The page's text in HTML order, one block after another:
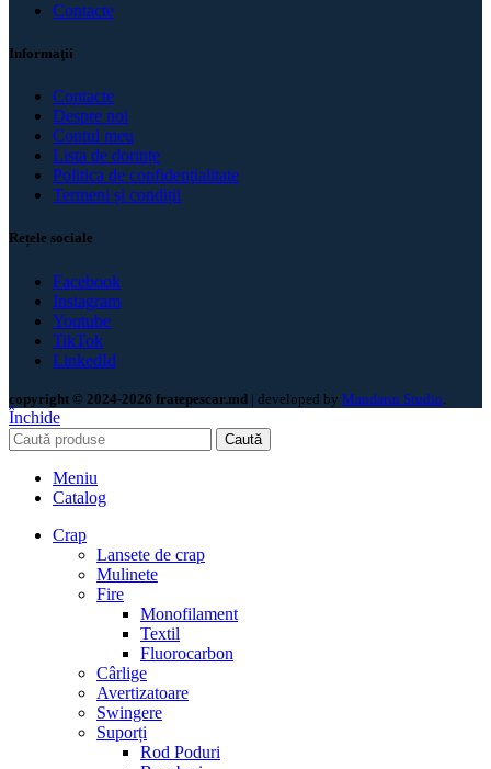
Contacte
Informaţii
Contacte
Despre noi
Contul meu
Lista de dorințe
Politica de confidenţialitate
Termeni și condiții
Rețele sociale
Facebook
Instagram
Youtube
TikTok
LinkedId
copyright © 2024-2026 fratepescar.md | developed by Mandarin Studio
Închide
Caută
Meniu
Catalog
Crap
Lansete de crap
Mulinete
Fire
Monofilament
Textil
Fluorocarbon
Cârlige
Avertizatoare
Swingere
Suporți
Rod Poduri